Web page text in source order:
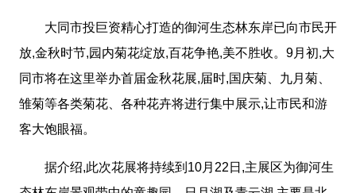
大同市投巨资精心打造的御河生态林东岸已向市民开
放,金秋时节,园内菊花绽放,百花争艳,美不胜收。9月初,大
同市将在这里举办首届金秋花展,届时,国庆菊、九月菊、
雏菊等各类菊花、各种花卉将进行集中展示,让市民和游
客大饱眼福。
据介绍,此次花展将持续到10月22日,主展区为御河生